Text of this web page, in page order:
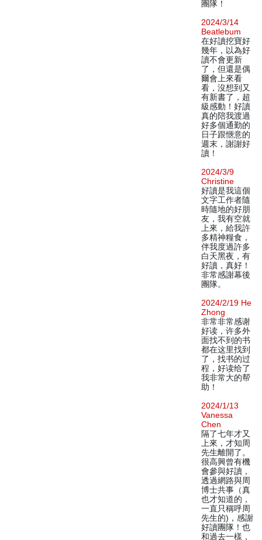
團隊！
2024/3/14
Beatlebum
在好讀挖寶好
幾年，以為好
讀不會更新
了，但還是偶
爾會上來看
看，沒想到又
有新書了，超
級感動！好讀
真的陪我渡過
好多個通勤的
日子跟愜意的
週末，謝謝好
讀！
2024/3/9
Christine
好讀是我這個
文字工作者隨
時隨地的好朋
友，我有空就
上來，給我許
多精神糧食，
伴我度過許多
白天黑夜，有
好讀，真好！
非常感謝幕後
團隊。
2024/2/19 He
Zhong
非常非常感谢
好读，许多外
面找不到的书
都在这里找到
了，找书的过
程，好读给了
我非常大的帮
助！
2024/1/13
Vanessa
Chen
隔了七年才又
上來，才知周
先生離開了。
很高興曾有機
會參與好讀，
透過網路與周
博士共事（真
也才知道的，
一直只稱呼周
先生的)，感謝
好讀團隊！也
和過去一樣，